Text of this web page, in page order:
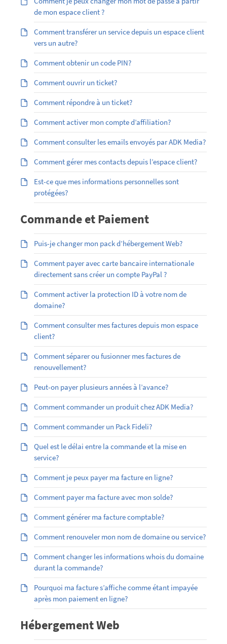
de mon espace client ?
Comment transférer un service depuis un espace client
vers un autre?
Comment obtenir un code PIN?
Comment ouvrir un ticket?
Comment répondre à un ticket?
Comment activer mon compte d’affiliation?
Comment consulter les emails envoyés par ADK Media?
Comment gérer mes contacts depuis l’espace client?
Est-ce que mes informations personnelles sont
protégées?
Commande et Paiement
Puis-je changer mon pack d’hébergement Web?
Comment payer avec carte bancaire internationale
directement sans créer un compte PayPal ?
Comment activer la protection ID à votre nom de
domaine?
Comment consulter mes factures depuis mon espace
client?
Comment séparer ou fusionner mes factures de
renouvellement?
Peut-on payer plusieurs années à l’avance?
Comment commander un produit chez ADK Media?
Comment commander un Pack Fideli?
Quel est le délai entre la commande et la mise en
service?
Comment je peux payer ma facture en ligne?
Comment payer ma facture avec mon solde?
Comment générer ma facture comptable?
Comment renouveler mon nom de domaine ou service?
Comment changer les informations whois du domaine
durant la commande?
Pourquoi ma facture s’affiche comme étant impayée
après mon paiement en ligne?
Hébergement Web